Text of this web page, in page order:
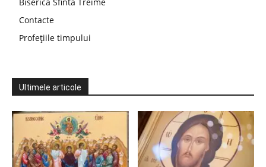
Contacte
Profețiile timpului
Ultimele articole